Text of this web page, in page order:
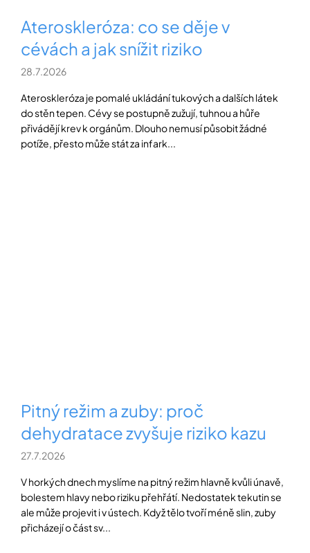
Ateroskleróza: co se děje v
cévách a jak snížit riziko
28.7.2026
Ateroskleróza je pomalé ukládání tukových a dalších látek
do stěn tepen. Cévy se postupně zužují, tuhnou a hůře
přivádějí krev k orgánům. Dlouho nemusí působit žádné
potíže, přesto může stát za infark...
Pitný režim a zuby: proč
dehydratace zvyšuje riziko kazu
27.7.2026
V horkých dnech myslíme na pitný režim hlavně kvůli únavě,
bolestem hlavy nebo riziku přehřátí. Nedostatek tekutin se
ale může projevit i v ústech. Když tělo tvoří méně slin, zuby
přicházejí o část sv...